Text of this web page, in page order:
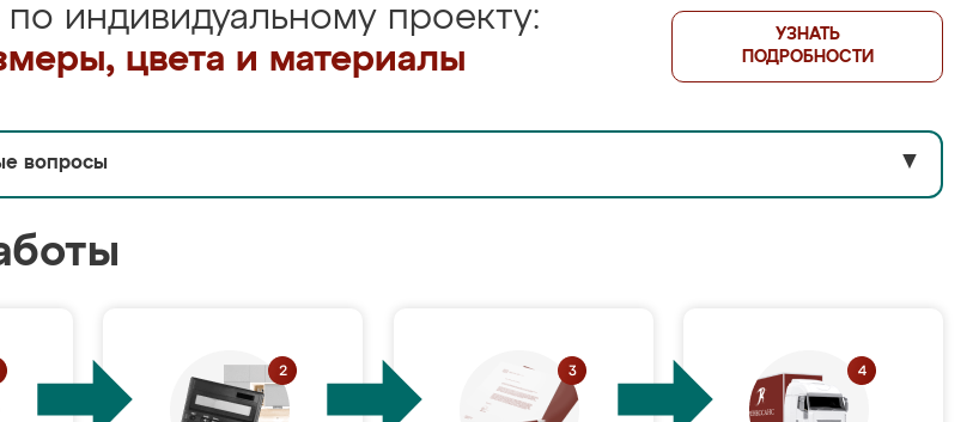
по индивидуальному проекту:
цвета и материалы
УЗНАТЬ
ПОДРОБНОСТИ
вопросы ▼